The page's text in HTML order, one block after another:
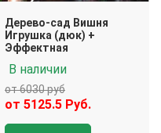
Дерево-сад Вишня
Игрушка (дюк) +
Эффектная
В наличии
от 6030 руб
от 5125.5 Руб.